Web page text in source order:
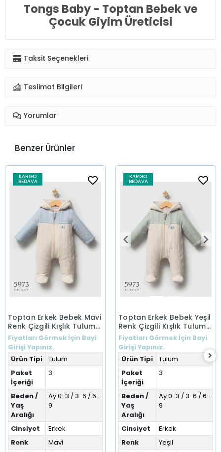
Tongs Baby - Toptan Bebek ve
Çocuk Giyim Üreticisi
Taksit Seçenekleri
Teslimat Bilgileri
Yorumlar
Benzer Ürünler
KARGO
BEDAVA
Toptan Erkek Bebek Mavi
Renk Çizgili Kışlık Tulum
(0-9 Ay)
Fiyatları Görmek İçin Bayi
Girişi Yapınız.
Ürün Tipi
Tulum
Paket
İçeriği
3
Beden /
Yaş
Aralığı
Ay 0-3 / 3-6 / 6-
9
Cinsiyet
Erkek
Renk
Mavi
KARGO
BEDAVA
Toptan Erkek Bebek Yeşil
Renk Çizgili Kışlık Tulum
(0-9 Ay)
Fiyatları Görmek İçin Bayi
Girişi Yapınız.
Ürün Tipi
Tulum
Paket
İçeriği
3
Beden /
Yaş
Aralığı
Ay 0-3 / 3-6 / 6-
9
Cinsiyet
Erkek
Renk
Yeşil